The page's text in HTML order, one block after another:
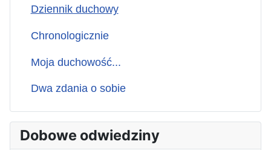
Dziennik duchowy
Chronologicznie
Moja duchowość...
Dwa zdania o sobie
Dobowe odwiedziny